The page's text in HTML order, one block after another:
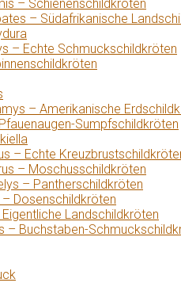
– Schienenschildkröten
– Südafrikanische
– Echte Schmuckschildkröten
– Amerikanische
Sumpfschildkröten
– Echte
– Moschusschildkröten
– Pantherschildkröten
Dosenschildkröten
Landschildkröten
– Buchstaben-